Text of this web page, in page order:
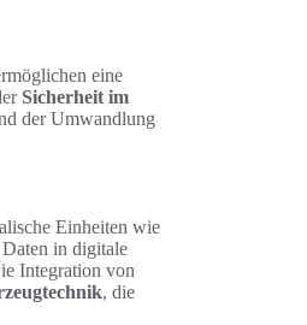
eine
Sicherheit im
der Umwandlung
Einheiten wie
in digitale
Integration von
, die